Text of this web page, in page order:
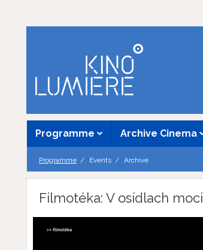
Programme Archive Cinema
Programme Events Archive
Filmotéka: V osídlach moci